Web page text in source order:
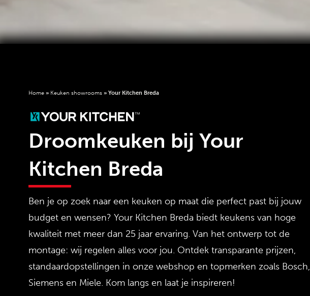
Home » Keuken showrooms » Your Kitchen Breda
Droomkeuken bij Your
Kitchen Breda
Ben je op zoek naar een keuken op maat die perfect past bij jouw
budget en wensen? Your Kitchen Breda biedt keukens van hoge
kwaliteit met meer dan 25 jaar ervaring. Van het ontwerp tot de
montage: wij regelen alles voor jou. Ontdek transparante prijzen,
standaardopstellingen in onze webshop en topmerken zoals Bosch,
Siemens en Miele. Kom langs en laat je inspireren!